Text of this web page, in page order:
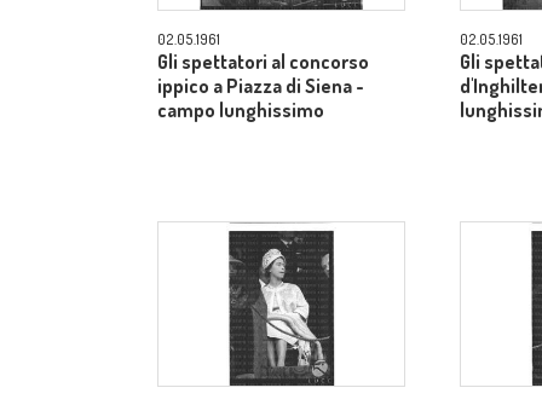
02.05.1961
Gli spettatori al concorso
ippico a Piazza di Siena -
campo lunghissimo
02.05.1961
Gli